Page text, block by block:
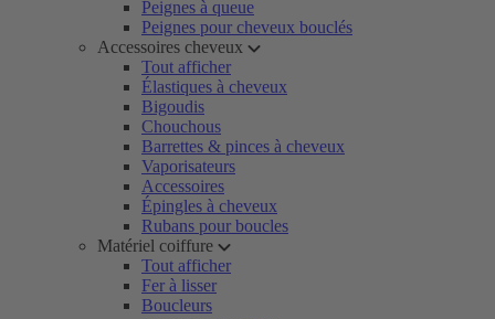
Peignes à queue
Peignes pour cheveux bouclés
Accessoires cheveux
Tout afficher
Élastiques à cheveux
Bigoudis
Chouchous
Barrettes & pinces à cheveux
Vaporisateurs
Accessoires
Épingles à cheveux
Rubans pour boucles
Matériel coiffure
Tout afficher
Fer à lisser
Boucleurs